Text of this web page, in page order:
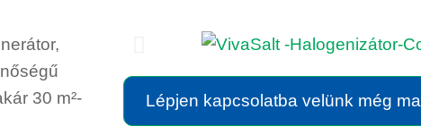
30 m²-
Lépjen kapcsolatba velünk még ma